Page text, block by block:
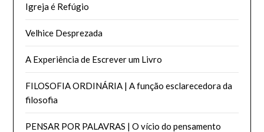
Igreja é Refúgio
Velhice Desprezada
A Experiência de Escrever um Livro
FILOSOFIA ORDINÁRIA | A função esclarecedora da
filosofia
PENSAR POR PALAVRAS | O vício do pensamento